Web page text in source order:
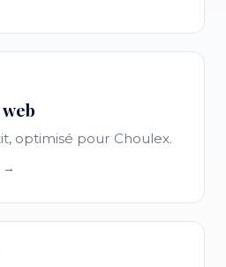
optimisé pour Choulex.
→